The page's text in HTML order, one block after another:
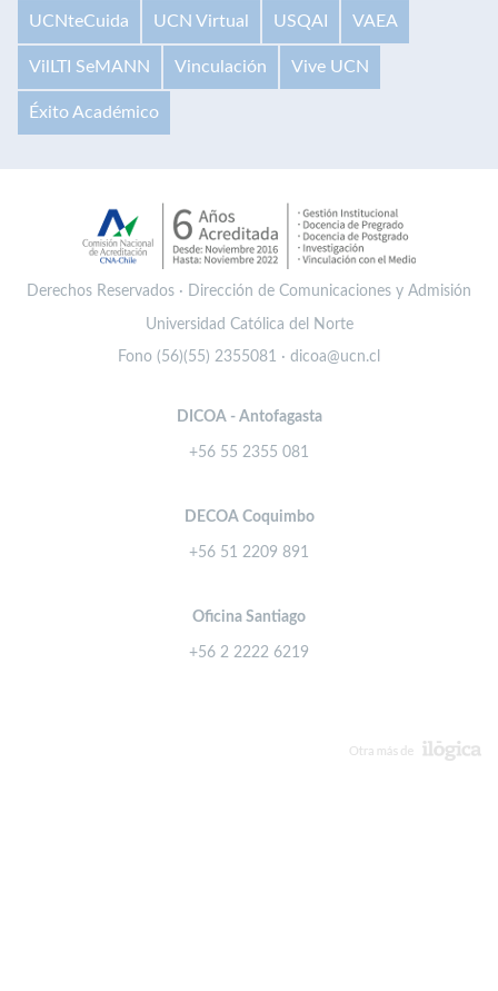
UCNteCuida UCN Virtual USQAI VAEA
VilLTI SeMANN Vinculación Vive UCN
Éxito Académico
Derechos Reservados · Dirección de Comunicaciones y Admisión
Universidad Católica del Norte
Fono (56)(55) 2355081 · dicoa@ucn.cl
DICOA - Antofagasta
+56 55 2355 081
DECOA Coquimbo
+56 51 2209 891
Oficina Santiago
+56 2 2222 6219